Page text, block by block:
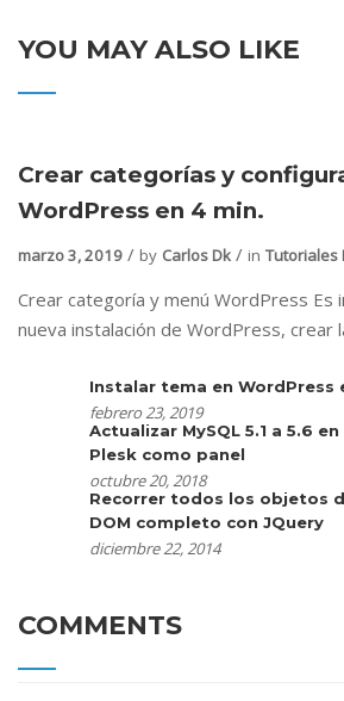
YOU MAY ALSO LIKE
Crear categorías y
WordPress en 4 min.
marzo 3, 2019 by Carlos Dk in Tutoriales
Crear categoría y menú WordPress Es
nueva instalación de WordPress, crear
Instalar tema en WordPress
febrero 23, 2019
Actualizar MySQL 5.1 a 5.6
Plesk como panel
octubre 20, 2018
Recorrer todos los objetos
DOM completo con JQuery
diciembre 22, 2014
COMMENTS